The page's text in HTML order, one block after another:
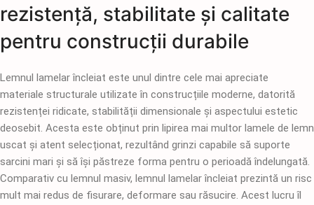
rezistență, stabilitate și calitate
pentru construcții durabile
Lemnul lamelar încleiat este unul dintre cele mai apreciate
materiale structurale utilizate în construcțiile moderne, datorită
rezistenței ridicate, stabilității dimensionale și aspectului estetic
deosebit. Acesta este obținut prin lipirea mai multor lamele de lemn
uscat și atent selecționat, rezultând grinzi capabile să suporte
sarcini mari și să își păstreze forma pentru o perioadă îndelungată.
Comparativ cu lemnul masiv, lemnul lamelar încleiat prezintă un risc
mult mai redus de fisurare, deformare sau răsucire. Acest lucru îl